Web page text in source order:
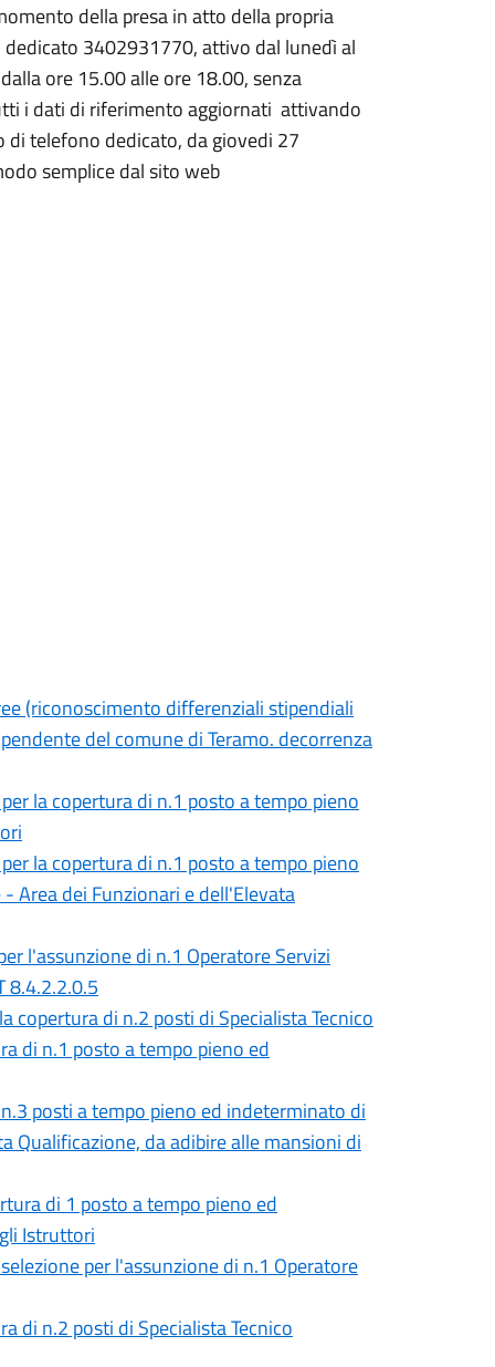
della presa in atto della propria
3402931770, attivo dal lunedì al
ore 15.00 alle ore 18.00, senza
i dati di riferimento aggiornati attivando
di telefono dedicato, da giovedi 27
semplice dal sito web
(riconoscimento differenziali stipendiali
del comune di Teramo. decorrenza
la copertura di n.1 posto a tempo pieno
la copertura di n.1 posto a tempo pieno
Area dei Funzionari e dell'Elevata
l'assunzione di n.1 Operatore Servizi
8.4.2.2.0.5
copertura di n.2 posti di Specialista Tecnico
di n.1 posto a tempo pieno ed
posti a tempo pieno ed indeterminato di
Qualificazione, da adibire alle mansioni di
di 1 posto a tempo pieno ed
Istruttori
per l'assunzione di n.1 Operatore
di n.2 posti di Specialista Tecnico